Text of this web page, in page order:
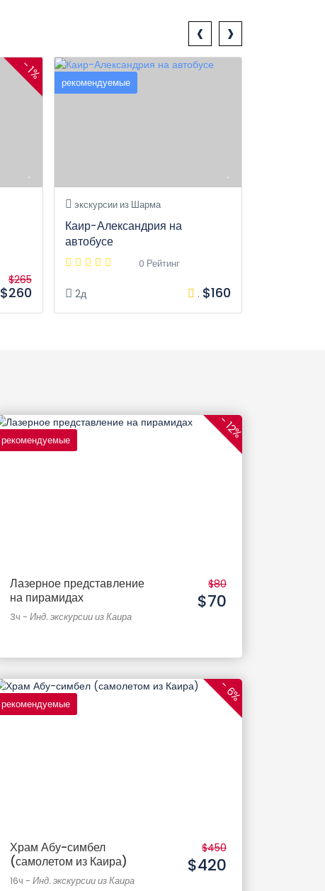
- 1%
$265
$260
рекомендуемые
экскурсии из Шарма
Каир-Александрия на
автобусе
0 Рейтинг
2д . $160
‹ ›
рекомендуемые - 12%
Лазерное представление
на пирамидах
3ч - Инд. экскурсии из Каира
$80
$70
рекомендуемые - 6%
Храм Абу-симбел
(самолетом из Каира)
16ч - Инд. экскурсии из Каира
$450
$420